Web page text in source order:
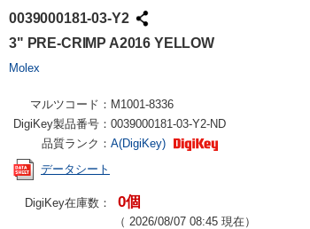
0039000181-03-Y2
3" PRE-CRIMP A2016 YELLOW
Molex
マルツコード： M1001-8336
DigiKey製品番号： 0039000181-03-Y2-ND
品質ランク： A(DigiKey)
データシート
DigiKey在庫数： 0個
（ 2026/08/07 08:45 現在）